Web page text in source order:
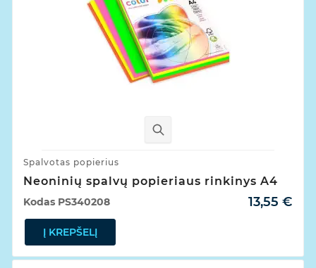
Spalvotas popierius
Neoninių spalvų popieriaus rinkinys A4
13,55 €
Kodas PS340208
Į KREPŠELĮ